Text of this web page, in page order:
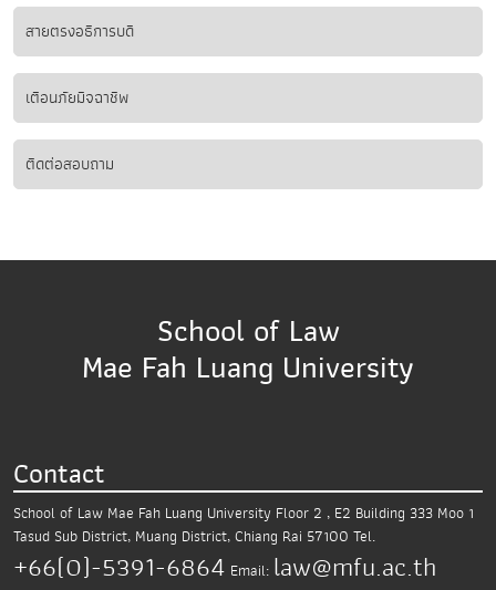
สายตรงอธิการบดี
เตือนภัยมิจฉาชีพ
ติดต่อสอบถาม
School of Law
Mae Fah Luang University
Contact
School of Law Mae Fah Luang University Floor 2 , E2 Building 333 Moo 1
Tasud Sub District, Muang District, Chiang Rai 57100 Tel.
+66(0)-5391-6864 Email: law@mfu.ac.th